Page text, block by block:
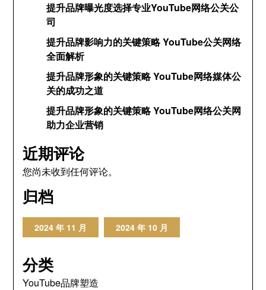
提升品牌曝光度选择专业YouTube网络公关公
司
提升品牌影响力的关键策略 YouTube公关网络
全面解析
提升品牌形象的关键策略 YouTube网络媒体公
关的成功之道
提升品牌形象的关键策略 YouTube网络公关网
助力企业营销
近期评论
您尚未收到任何评论。
归档
2024 年 11 月 2024 年 10 月
分类
YouTube品牌塑造